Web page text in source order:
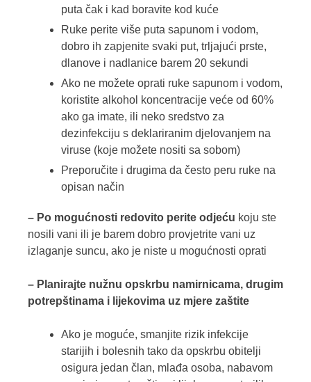
puta čak i kad boravite kod kuće
Ruke perite više puta sapunom i vodom,
dobro ih zapjenite svaki put, trljajući prste,
dlanove i nadlanice barem 20 sekundi
Ako ne možete oprati ruke sapunom i vodom,
koristite alkohol koncentracije veće od 60%
ako ga imate, ili neko sredstvo za
dezinfekciju s deklariranim djelovanjem na
viruse (koje možete nositi sa sobom)
Preporučite i drugima da često peru ruke na
opisan način
– Po mogućnosti redovito perite odjeću koju ste
nosili vani ili je barem dobro provjetrite vani uz
izlaganje suncu, ako je niste u mogućnosti oprati
– Planirajte nužnu opskrbu namirnicama, drugim
potrepštinama i lijekovima uz mjere zaštite
Ako je moguće, smanjite rizik infekcije
starijih i bolesnih tako da opskrbu obitelji
osigura jedan član, mlađa osoba, nabavom